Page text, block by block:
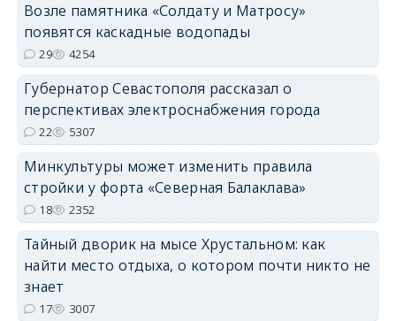
Возле памятника «Солдату и Матросу»
появятся каскадные водопады
29 4254
Губернатор Севастополя рассказал о
перспективах электроснабжения города
22 5307
Минкультуры может изменить правила
стройки у форта «Северная Балаклава»
18 2352
Тайный дворик на мысе Хрустальном: как
найти место отдыха, о котором почти никто не
знает
17 3007